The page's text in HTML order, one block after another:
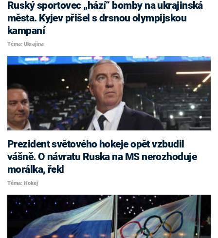
Ruský sportovec „hází“ bomby na ukrajinská
města. Kyjev přišel s drsnou olympijskou
kampaní
Téma: Ukrajina
Prezident světového hokeje opět vzbudil
vášně. O návratu Ruska na MS nerozhoduje
morálka, řekl
Téma: Hokej